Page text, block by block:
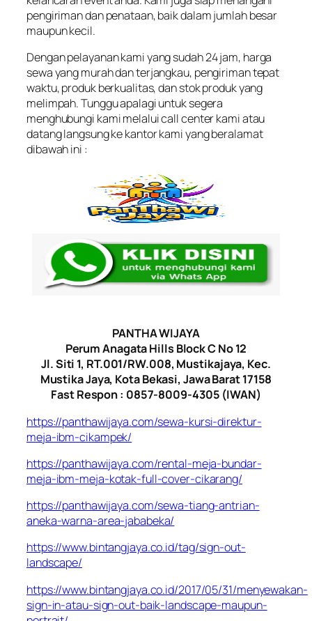
pengiriman dan penataan, baik dalam jumlah besar
maupun kecil.
Dengan pelayanan kami yang sudah 24 jam, harga
sewa yang murah dan terjangkau, pengiriman tepat
waktu, produk berkualitas, dan stok produk yang
melimpah. Tunggu apalagi untuk segera
menghubungi kami melalui call center kami atau
datang langsung ke kantor kami yang beralamat
dibawah ini :
PANTHA WIJAYA
Perum Anagata Hills Block C No 12
Jl. Siti 1, RT.001/RW.008, Mustikajaya, Kec.
Mustika Jaya, Kota Bekasi, Jawa Barat 17158
Fast Respon : 0857-8009-4305 (IWAN)
https://panthawijaya.com/sewa-kursi-direktur-
meja-ibm-cikampek/
https://panthawijaya.com/rental-meja-bundar-
meja-ibm-meja-kotak-full-cover-cikarang/
https://panthawijaya.com/sewa-tiang-antrian-
aneka-warna-area-jababeka/
https://www.bintangjaya.co.id/tag/sign-out-
landscape/
https://www.bintangjaya.co.id/2017/05/31/menyewakan-
sign-in-atau-sign-out-baik-landscape-maupun-